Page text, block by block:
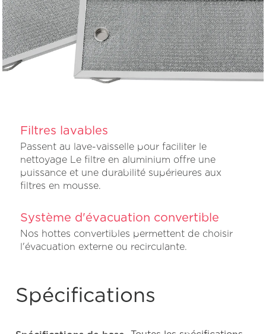
Filtres lavables
Passent au lave-vaisselle pour faciliter le
nettoyage Le filtre en aluminium offre une
puissance et une durabilité supérieures aux
filtres en mousse.
Système d'évacuation convertible
Nos hottes convertibles permettent de choisir
l'évacuation externe ou recirculante.
Spécifications